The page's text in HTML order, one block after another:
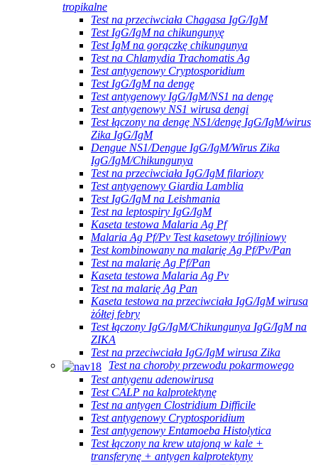
tropikalne
Test na przeciwciała Chagasa IgG/IgM
Test IgG/IgM na chikungunyę
Test IgM na gorączkę chikungunya
Test na Chlamydia Trachomatis Ag
Test antygenowy Cryptosporidium
Test IgG/IgM na dengę
Test antygenowy IgG/IgM/NS1 na dengę
Test antygenowy NS1 wirusa dengi
Test łączony na dengę NS1/dengę IgG/IgM/wirus
Zika IgG/IgM
Dengue NS1/Dengue IgG/IgM/Wirus Zika
IgG/IgM/Chikungunya
Test na przeciwciała IgG/IgM filariozy
Test antygenowy Giardia Lamblia
Test IgG/IgM na Leishmania
Test na leptospiry IgG/IgM
Kaseta testowa Malaria Ag Pf
Malaria Ag Pf/Pv Test kasetowy trójliniowy
Test kombinowany na malarię Ag Pf/Pv/Pan
Test na malarię Ag Pf/Pan
Kaseta testowa Malaria Ag Pv
Test na malarię Ag Pan
Kaseta testowa na przeciwciała IgG/IgM wirusa
żółtej febry
Test łączony IgG/IgM/Chikungunya IgG/IgM na
ZIKA
Test na przeciwciała IgG/IgM wirusa Zika
Test na choroby przewodu pokarmowego
Test antygenu adenowirusa
Test CALP na kalprotektynę
Test na antygen Clostridium Difficile
Test antygenowy Cryptosporidium
Test antygenowy Entamoeba Histolytica
Test łączony na krew utajoną w kale +
transferynę + antygen kalprotektyny